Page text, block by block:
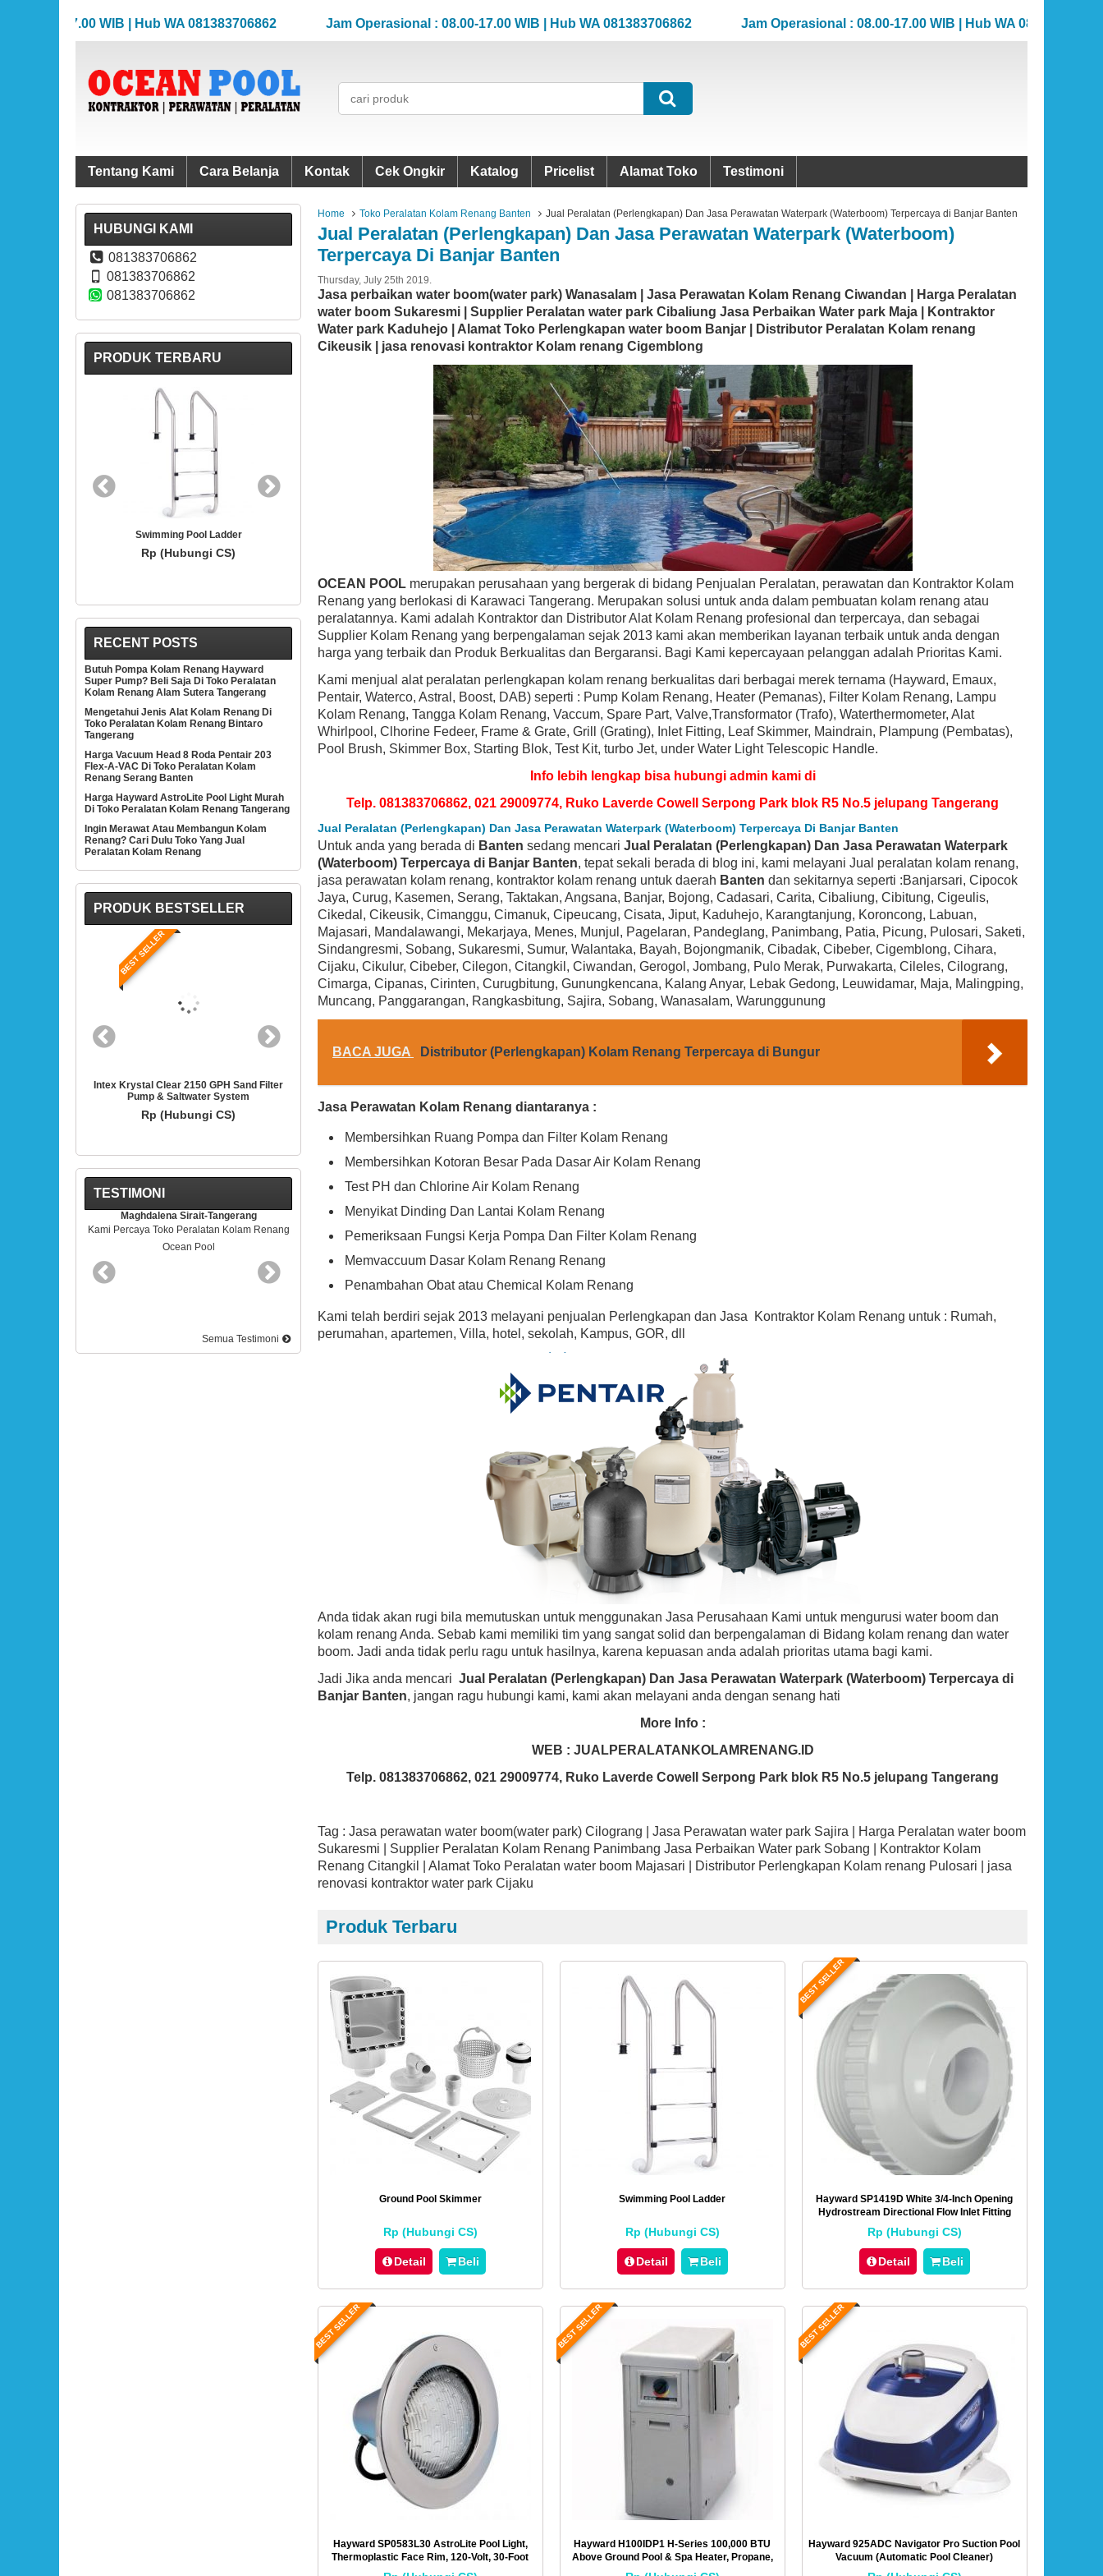
17.00 WIB | Hub WA 081383706862 Jam Operasional : 08.00-17.00 WIB | Hub WA 081383706862 Jam Operasional : 08.00-17.00 WIB | Hub WA 081383706862
Tentang Kami Cara Belanja Kontak Cek Ongkir Katalog Pricelist Alamat Toko Testimoni
Home Toko Peralatan Kolam Renang Banten Jual Peralatan (Perlengkapan) Dan Jasa Perawatan Waterpark (Waterboom) Terpercaya di Banjar Banten
Jual Peralatan (Perlengkapan) Dan Jasa Perawatan Waterpark (Waterboom)
Terpercaya Di Banjar Banten
Thursday, July 25th 2019.
Jasa perbaikan water boom(water park) Wanasalam | Jasa Perawatan Kolam Renang Ciwandan | Harga Peralatan
water boom Sukaresmi | Supplier Peralatan water park Cibaliung Jasa Perbaikan Water park Maja | Kontraktor
Water park Kaduhejo | Alamat Toko Perlengkapan water boom Banjar | Distributor Peralatan Kolam renang
Cikeusik | jasa renovasi kontraktor Kolam renang Cigemblong
OCEAN POOL merupakan perusahaan yang bergerak di bidang Penjualan Peralatan, perawatan dan Kontraktor Kolam
Renang yang berlokasi di Karawaci Tangerang. Merupakan solusi untuk anda dalam pembuatan kolam renang atau
peralatannya. Kami adalah Kontraktor dan Distributor Alat Kolam Renang profesional dan terpercaya, dan sebagai
Supplier Kolam Renang yang berpengalaman sejak 2013 kami akan memberikan layanan terbaik untuk anda dengan
harga yang terbaik dan Produk Berkualitas dan Bergaransi. Bagi Kami kepercayaan pelanggan adalah Prioritas Kami.
Kami menjual alat peralatan perlengkapan kolam renang berkualitas dari berbagai merek ternama (Hayward, Emaux,
Pentair, Waterco, Astral, Boost, DAB) seperti : Pump Kolam Renang, Heater (Pemanas), Filter Kolam Renang, Lampu
Kolam Renang, Tangga Kolam Renang, Vaccum, Spare Part, Valve,Transformator (Trafo), Waterthermometer, Alat
Whirlpool, Clhorine Fedeer, Frame & Grate, Grill (Grating), Inlet Fitting, Leaf Skimmer, Maindrain, Plampung (Pembatas),
Pool Brush, Skimmer Box, Starting Blok, Test Kit, turbo Jet, under Water Light Telescopic Handle.
Info lebih lengkap bisa hubungi admin kami di
Telp. 081383706862, 021 29009774, Ruko Laverde Cowell Serpong Park blok R5 No.5 jelupang Tangerang
Jual Peralatan (Perlengkapan) Dan Jasa Perawatan Waterpark (Waterboom) Terpercaya Di Banjar Banten
Untuk anda yang berada di Banten sedang mencari Jual Peralatan (Perlengkapan) Dan Jasa Perawatan Waterpark
(Waterboom) Terpercaya di Banjar Banten, tepat sekali berada di blog ini, kami melayani Jual peralatan kolam renang,
jasa perawatan kolam renang, kontraktor kolam renang untuk daerah Banten dan sekitarnya seperti :Banjarsari, Cipocok
Jaya, Curug, Kasemen, Serang, Taktakan, Angsana, Banjar, Bojong, Cadasari, Carita, Cibaliung, Cibitung, Cigeulis,
Cikedal, Cikeusik, Cimanggu, Cimanuk, Cipeucang, Cisata, Jiput, Kaduhejo, Karangtanjung, Koroncong, Labuan,
Majasari, Mandalawangi, Mekarjaya, Menes, Munjul, Pagelaran, Pandeglang, Panimbang, Patia, Picung, Pulosari, Saketi,
Sindangresmi, Sobang, Sukaresmi, Sumur, Walantaka, Bayah, Bojongmanik, Cibadak, Cibeber, Cigemblong, Cihara,
Cijaku, Cikulur, Cibeber, Cilegon, Citangkil, Ciwandan, Gerogol, Jombang, Pulo Merak, Purwakarta, Cileles, Cilograng,
Cimarga, Cipanas, Cirinten, Curugbitung, Gunungkencana, Kalang Anyar, Lebak Gedong, Leuwidamar, Maja, Malingping,
Muncang, Panggarangan, Rangkasbitung, Sajira, Sobang, Wanasalam, Warunggunung
BACA JUGA Distributor (Perlengkapan) Kolam Renang Terpercaya di Bungur
Jasa Perawatan Kolam Renang diantaranya :
Membersihkan Ruang Pompa dan Filter Kolam Renang
Membersihkan Kotoran Besar Pada Dasar Air Kolam Renang
Test PH dan Chlorine Air Kolam Renang
Menyikat Dinding Dan Lantai Kolam Renang
Pemeriksaan Fungsi Kerja Pompa Dan Filter Kolam Renang
Memvaccuum Dasar Kolam Renang Renang
Penambahan Obat atau Chemical Kolam Renang
Kami telah berdiri sejak 2013 melayani penjualan Perlengkapan dan Jasa Kontraktor Kolam Renang untuk : Rumah,
perumahan, apartemen, Villa, hotel, sekolah, Kampus, GOR, dll
Anda tidak akan rugi bila memutuskan untuk menggunakan Jasa Perusahaan Kami untuk mengurusi water boom dan
kolam renang Anda. Sebab kami memiliki tim yang sangat solid dan berpengalaman di Bidang kolam renang dan water
boom. Jadi anda tidak perlu ragu untuk hasilnya, karena kepuasan anda adalah prioritas utama bagi kami.
Jadi Jika anda mencari Jual Peralatan (Perlengkapan) Dan Jasa Perawatan Waterpark (Waterboom) Terpercaya di
Banjar Banten, jangan ragu hubungi kami, kami akan melayani anda dengan senang hati
More Info :
WEB : JUALPERALATANKOLAMRENANG.ID
Telp. 081383706862, 021 29009774, Ruko Laverde Cowell Serpong Park blok R5 No.5 jelupang Tangerang
Tag : Jasa perawatan water boom(water park) Cilograng | Jasa Perawatan water park Sajira | Harga Peralatan water boom
Sukaresmi | Supplier Peralatan Kolam Renang Panimbang Jasa Perbaikan Water park Sobang | Kontraktor Kolam
Renang Citangkil | Alamat Toko Peralatan water boom Majasari | Distributor Perlengkapan Kolam renang Pulosari | jasa
renovasi kontraktor water park Cijaku
Produk Terbaru
Ground Pool Skimmer
Rp (Hubungi CS)
Detail Beli
Swimming Pool Ladder
Rp (Hubungi CS)
Detail Beli
BEST SELLER
Hayward SP1419D White 3/4-Inch Opening
Hydrostream Directional Flow Inlet Fitting
With 1-1/2-Inch MIP Thread
Rp (Hubungi CS)
Detail Beli
BEST SELLER
Hayward SP0583L30 AstroLite Pool Light,
Thermoplastic Face Rim, 120-Volt, 30-Foot
Cord
BEST SELLER
Hayward H100IDP1 H-Series 100,000 BTU
Above Ground Pool & Spa Heater, Propane,
Low Nox
BEST SELLER
Hayward 925ADC Navigator Pro Suction Pool
Vacuum (Automatic Pool Cleaner)
HUBUNGI KAMI
081383706862
081383706862
081383706862
PRODUK TERBARU
BEST SELLER
Hayward SP1419D White 3/4-Inch Opening
Hydrostream Directional Flow Inlet Fitting
With 1-1/2-Inch MIP Thread
Hayward SP0583L30 AstroLite Pool Light,
Thermoplastic Face Rim, 120-Volt, 30-Foot
Cord
Rp (Hubungi CS)
BEST SELLER
Hayward H100IDP1 H-Series 100,000 BTU
Above Ground Pool & Spa Heater, Propane,
Low Nox
Rp (Hubungi CS)
Ground Pool Skimmer
Rp (Hubungi CS)
RECENT POSTS
Butuh Pompa Kolam Renang Hayward
Super Pump? Beli Saja Di Toko Peralatan
Kolam Renang Alam Sutera Tangerang
Mengetahui Jenis Alat Kolam Renang Di
Toko Peralatan Kolam Renang Bintaro
Tangerang
Harga Vacuum Head 8 Roda Pentair 203
Flex-A-VAC Di Toko Peralatan Kolam
Renang Serang Banten
Harga Hayward AstroLite Pool Light Murah
Di Toko Peralatan Kolam Renang Tangerang
Ingin Merawat Atau Membangun Kolam
Renang? Cari Dulu Toko Yang Jual
Peralatan Kolam Renang
PRODUK BESTSELLER
2150 GPH Sand Filter
BEST SELLER
Intex 28635EG Krystal Clear Cartridge Filter
Pump For Above Ground Pools
Rp (Hubungi CS)
BEST SELLER
Hayward SP1580X15 Power-Flo LX Series 1-
With Cord
BEST SELLER
Hayward SP1593 PowerFlo Matrix 1.5 HP
BEST SELLER
Hayward SP0714T VariFlo Top-Mount
TESTIMONI
Peralatan Kolam Renang
Rudy Kris-BSD Tangerang
Pelayananya Mantap. Terimakasih
Semua Testimoni